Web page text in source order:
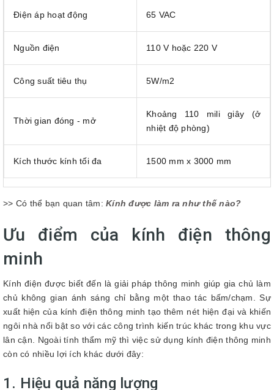
Điện áp hoạt động 65 VAC
Nguồn điện 110 V hoặc 220 V
Công suất tiêu thụ 5W/m2
Thời gian đóng - mở
Khoảng 110 mili giây (ở
nhiệt độ phòng)
Kích thước kính tối đa 1500 mm x 3000 mm
>> Có thể bạn quan tâm: Kính được làm ra như thế nào?
Ưu điểm của kính điện thông
minh
Kính điện được biết đến là giải pháp thông minh giúp gia chủ làm
chủ không gian ánh sáng chỉ bằng một thao tác bấm/chạm. Sự
xuất hiện của kính điện thông minh tạo thêm nét hiện đại và khiến
ngôi nhà nổi bật so với các công trình kiến trúc khác trong khu vực
lân cận. Ngoài tính thẩm mỹ thì việc sử dụng kính điện thông minh
còn có nhiều lợi ích khác dưới đây:
1. Hiệu quả năng lượng